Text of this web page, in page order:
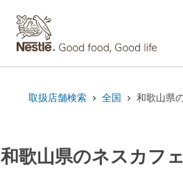
取扱店舗検索 全国 和歌山県
和歌山県のネスカフ